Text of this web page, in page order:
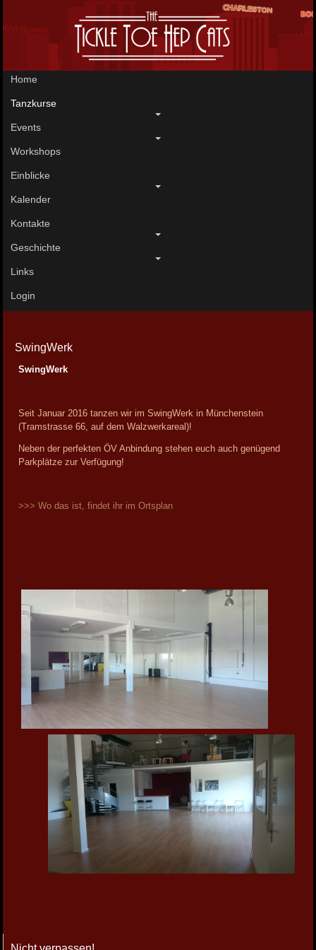
Home
Tanzkurse
Events
Workshops
Einblicke
Kalender
Kontakte
Geschichte
Links
Login
SwingWerk
SwingWerk
Seit Januar 2016 tanzen wir im SwingWerk in Münchenstein
(Tramstrasse 66, auf dem Walzwerkareal)!
Neben der perfekten ÖV Anbindung stehen euch auch genügend
Parkplätze zur Verfügung!
>>> Wo das ist, findet ihr im Ortsplan